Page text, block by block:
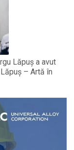
Lăpuș a avut
– Artă în